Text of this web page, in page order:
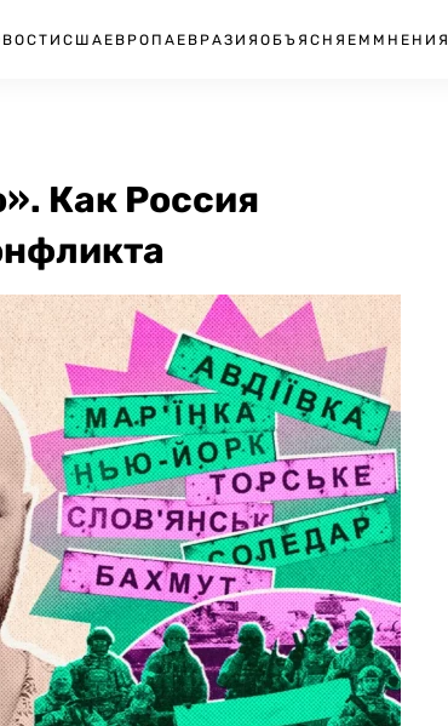
США ЕВРОПА ЕВРАЗИЯ ОБЪЯСНЯЕМ МНЕНИЯ
Как Россия